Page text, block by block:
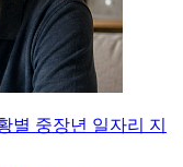
별 중장년 일자리 지